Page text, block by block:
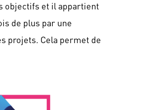
objectifs et il appartient
de plus par une
projets. Cela permet de